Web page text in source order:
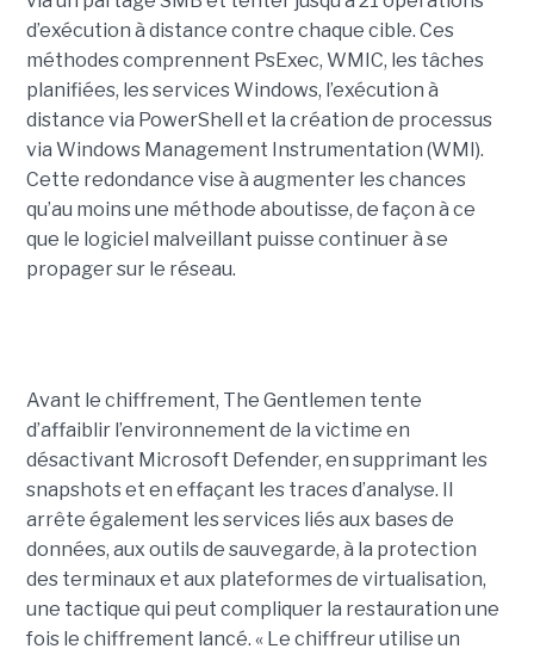
d’exécution à distance contre chaque cible. Ces
méthodes comprennent PsExec, WMIC, les tâches
planifiées, les services Windows, l’exécution à
distance via PowerShell et la création de processus
via Windows Management Instrumentation (WMI).
Cette redondance vise à augmenter les chances
qu’au moins une méthode aboutisse, de façon à ce
que le logiciel malveillant puisse continuer à se
propager sur le réseau.
Avant le chiffrement, The Gentlemen tente
d’affaiblir l’environnement de la victime en
désactivant Microsoft Defender, en supprimant les
snapshots et en effaçant les traces d’analyse. Il
arrête également les services liés aux bases de
données, aux outils de sauvegarde, à la protection
des terminaux et aux plateformes de virtualisation,
une tactique qui peut compliquer la restauration une
fois le chiffrement lancé. « Le chiffreur utilise un